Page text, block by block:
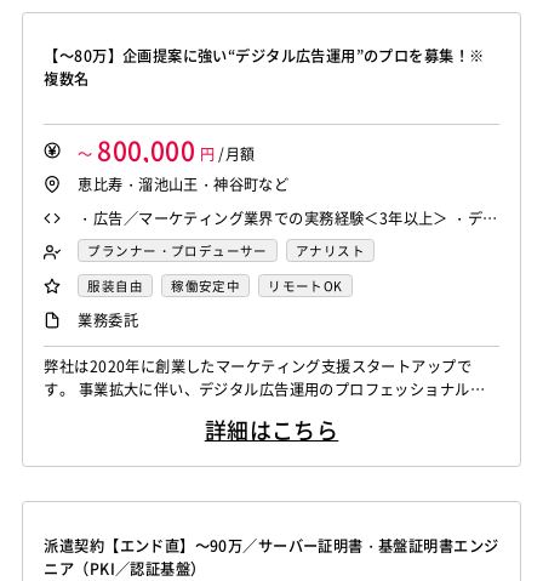
【～80万】企画提案に強い“デジタル広告運用”のプロを募集！※
複数名
～ 800,000 円 /月額
恵比寿・溜池山王・神谷町など
・広告／マーケティング業界での実務経験＜3年以上＞ ・デジ
タル広告の運用 or ディレクション経験＜3年以上＞ - Googl
e/Yahoo/Meta/X等から複数媒体を扱っていることを想定
プランナー・プロデューサー
アナリスト
Webマーケティング
服装自由 稼働安定中 リモートOK
業務委託
弊社は2020年に創業したマーケティング支援スタートアップで
す。 事業拡大に伴い、デジタル広告運用のプロフェッショナルを
事業会社での広告プロダクト企画運用 ・国内大手総合広告会社で
やキャリア...
詳細はこちら
派遣契約【エンド直】～90万／サーバー証明書・基盤証明書エンジ
ニア（PKI／認証基盤）